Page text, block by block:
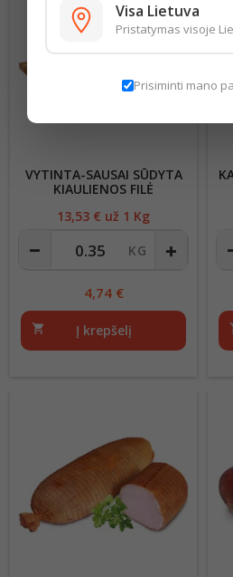
VYTINTA-SAUSAI SŪDYTA
KIAULIENOS FILĖ
Kaina
13,53 € už 1 Kg
4,74€
shopping_cart Į krepšelį
Visa Lietuva
Pristatymas visoje
Prisiminti mano